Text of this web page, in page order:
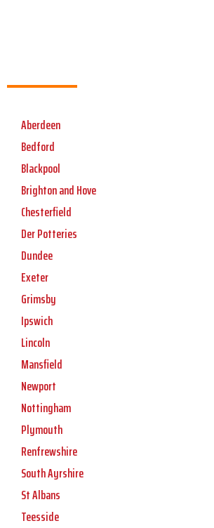
Aberdeen
Bedford
Blackpool
Brighton and Hove
Chesterfield
Der Potteries
Dundee
Exeter
Grimsby
Ipswich
Lincoln
Mansfield
Newport
Nottingham
Plymouth
Renfrewshire
South Ayrshire
St Albans
Teesside